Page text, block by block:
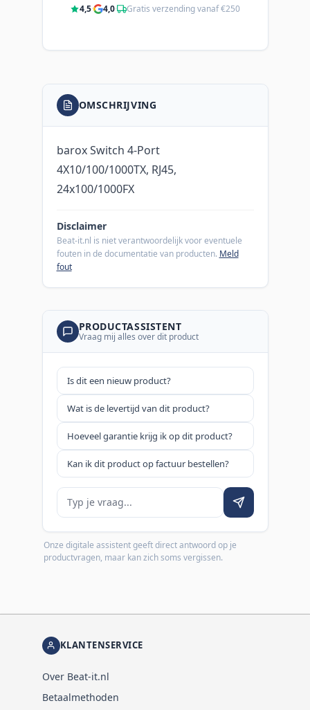
4,5· 4,0· Gratis verzending vanaf €250
OMSCHRIJVING
barox Switch 4-Port
4X10/100/1000TX, RJ45,
24x100/1000FX
Disclaimer
Beat-it.nl is niet verantwoordelijk voor eventuele
fouten in de documentatie van producten. Meld
fout
PRODUCTASSISTENT
Vraag mij alles over dit product
Is dit een nieuw product?
Wat is de levertijd van dit product?
Hoeveel garantie krijg ik op dit product?
Kan ik dit product op factuur bestellen?
Je vraag
Onze digitale assistent geeft direct antwoord op je
productvragen, maar kan zich soms vergissen.
KLANTENSERVICE
Over Beat-it.nl
Betaalmethoden